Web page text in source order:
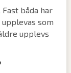
båda har
som
upplevs